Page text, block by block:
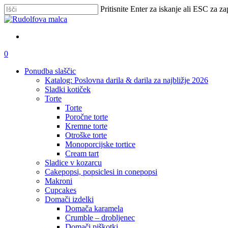
Skip
to
content
Pritisnite Enter za iskanje ali ESC za
Zapri
išči
account
0
Ponudba slaščic
Katalog: Poslovna darila & darila za najbližje 2026
Sladki kotiček
Torte
Torte
Poročne torte
Kremne torte
Otroške torte
Monoporcijske tortice
Cream tart
Sladice v kozarcu
Cakepopsi, popsiclesi in conepopsi
Makroni
Cupcakes
Domači izdelki
Domača karamela
Crumble – drobljenec